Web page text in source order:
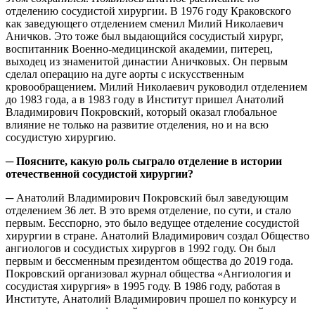
отделению сосудистой хирургии. В 1976 году Краковского
как заведующего отделением сменил Милий Николаевич
Аничков. Это тоже был выдающийся сосудистый хирург,
воспитанник Военно-медицинской академии, питерец,
выходец из знаменитой династии Аничковых. Он первым
сделал операцию на дуге аорты с искусственным
кровообращением. Милий Николаевич руководил отделением
до 1983 года, а в 1983 году в Институт пришел Анатолий
Владимирович Покровский, который оказал глобальное
влияние не только на развитие отделения, но и на всю
сосудистую хирургию.
─ Поясните, какую роль сыграло отделение в истории
отечественной сосудистой хирургии?
─ Анатолий Владимирович Покровский был заведующим
отделением 36 лет. В это время отделение, по сути, и стало
первым. Бесспорно, это было ведущее отделение сосудистой
хирургии в стране. Анатолий Владимирович создал Общество
ангиологов и сосудистых хирургов в 1992 году. Он был
первым и бессменным президентом общества до 2019 года.
Покровский организовал журнал общества «Ангиология и
сосудистая хирургия» в 1995 году. В 1986 году, работая в
Институте, Анатолий Владимирович прошел по конкурсу и